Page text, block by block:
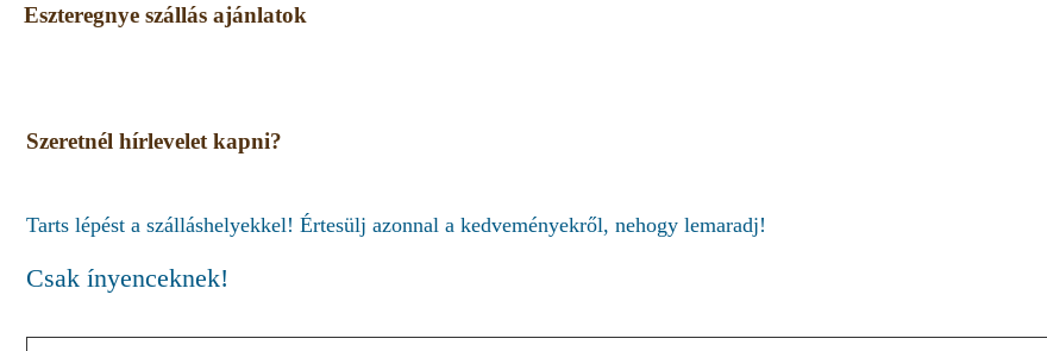
Eszteregnye szállás ajánlatok
Szeretnél hírlevelet kapni?
Tarts lépést a szálláshelyekkel! Értesülj azonnal a kedveményekről, nehogy lemaradj!
Csak ínyenceknek!